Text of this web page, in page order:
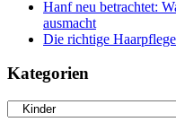
Hanf neu betrachtet:
ausmacht
Die richtige
Kategorien
Kategorien